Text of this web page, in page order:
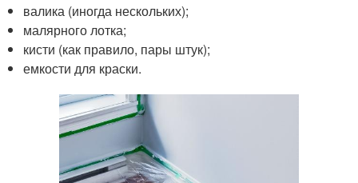
валика (иногда нескольких);
малярного лотка;
кисти (как правило, пары штук);
емкости для краски.